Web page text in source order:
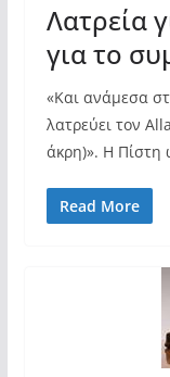
Λατρεία
για το
«Και ανάμεσα
λατρεύει τον
άκρη)». Η Πίστη
Read More